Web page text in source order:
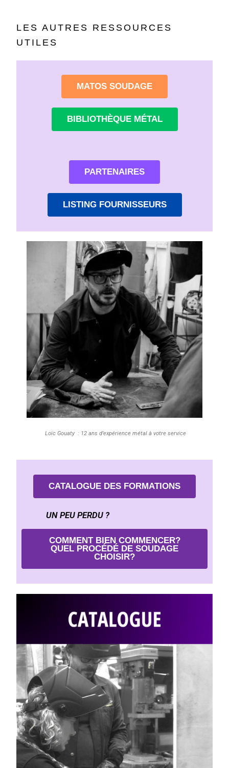
LES AUTRES RESSOURCES
UTILES
MATOS SOUDAGE
BIBLIOTHÈQUE MÉTAL
PARTENAIRES
LISTING FOURNISSEURS
Loïc Gouaty : 12 ans d’expérience métal à votre service
CATALOGUE DES FORMATIONS
UN PEU PERDU ?
COMMENT BIEN COMMENCER?
QUEL PROCÉDÉ DE SOUDAGE
CHOISIR?